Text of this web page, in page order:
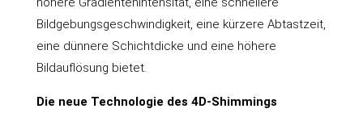
Bildgebungsgeschwindigkeit, eine kürzere Abtastzeit,
eine dünnere Schichtdicke und eine höhere
Bildauflösung bietet.
Die neue Technologie des 4D-Shimmings